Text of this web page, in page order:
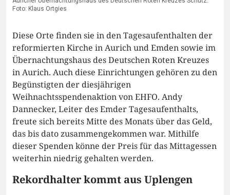
Foto: Klaus Ortgies
Diese Orte finden sie in den Tagesaufenthalten der
reformierten Kirche in Aurich und Emden sowie im
Übernachtungshaus des Deutschen Roten Kreuzes
in Aurich. Auch diese Einrichtungen gehören zu den
Begünstigten der diesjährigen
Weihnachtsspendenaktion von EHFO. Andy
Dannecker, Leiter des Emder Tagesaufenthalts,
freute sich bereits Mitte des Monats über das Geld,
das bis dato zusammengekommen war. Mithilfe
dieser Spenden könne der Preis für das Mittagessen
weiterhin niedrig gehalten werden.
Rekordhalter kommt aus Uplengen